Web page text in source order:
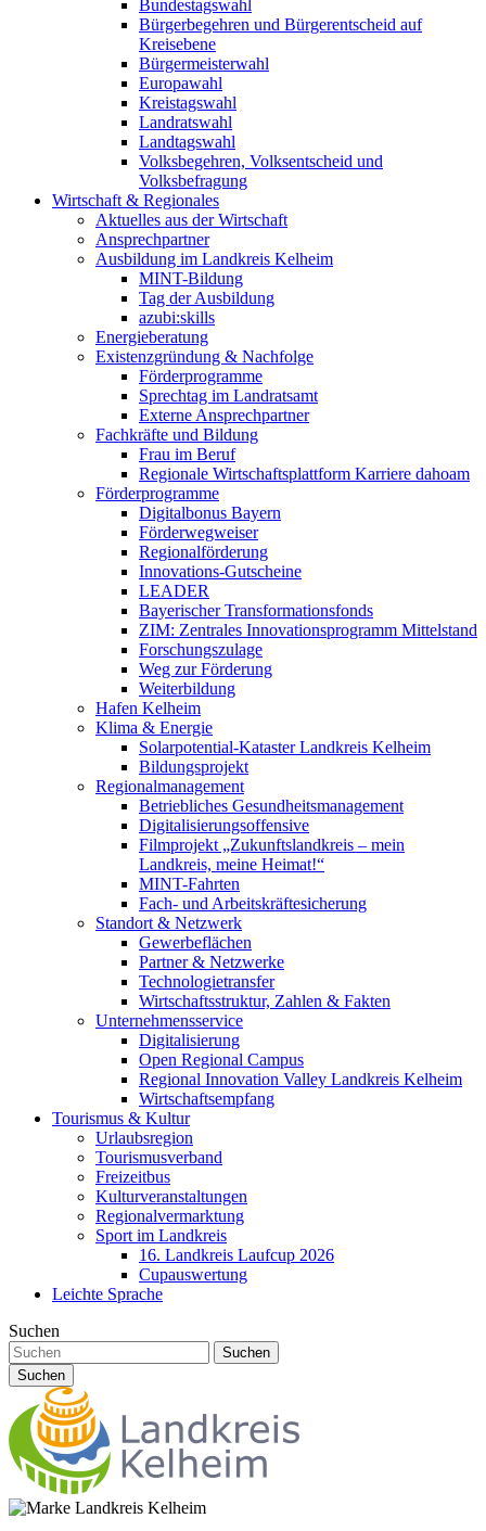
Bundestagswahl
Bürgerbegehren und Bürgerentscheid auf
Kreisebene
Bürgermeisterwahl
Europawahl
Kreistagswahl
Landratswahl
Landtagswahl
Volksbegehren, Volksentscheid und
Volksbefragung
Wirtschaft & Regionales
Aktuelles aus der Wirtschaft
Ansprechpartner
Ausbildung im Landkreis Kelheim
MINT-Bildung
Tag der Ausbildung
azubi:skills
Energieberatung
Existenzgründung & Nachfolge
Förderprogramme
Sprechtag im Landratsamt
Externe Ansprechpartner
Fachkräfte und Bildung
Frau im Beruf
Regionale Wirtschaftsplattform Karriere dahoam
Förderprogramme
Digitalbonus Bayern
Förderwegweiser
Regionalförderung
Innovations-Gutscheine
LEADER
Bayerischer Transformationsfonds
ZIM: Zentrales Innovationsprogramm Mittelstand
Forschungszulage
Weg zur Förderung
Weiterbildung
Hafen Kelheim
Klima & Energie
Solarpotential-Kataster Landkreis Kelheim
Bildungsprojekt
Regionalmanagement
Betriebliches Gesundheitsmanagement
Digitalisierungsoffensive
Filmprojekt „Zukunftslandkreis – mein
Landkreis, meine Heimat!“
MINT-Fahrten
Fach- und Arbeitskräftesicherung
Standort & Netzwerk
Gewerbeflächen
Partner & Netzwerke
Technologietransfer
Wirtschaftsstruktur, Zahlen & Fakten
Unternehmensservice
Digitalisierung
Open Regional Campus
Regional Innovation Valley Landkreis Kelheim
Wirtschaftsempfang
Tourismus & Kultur
Urlaubsregion
Tourismusverband
Freizeitbus
Kulturveranstaltungen
Regionalvermarktung
Sport im Landkreis
16. Landkreis Laufcup 2026
Cupauswertung
Leichte Sprache
Suchen
Suchen
Suchen